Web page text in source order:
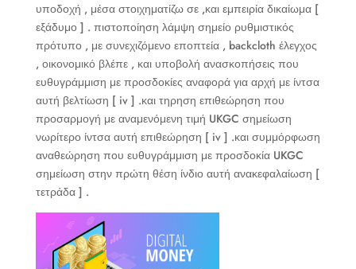
υποδοχή , μέσα στοιχηματίζω σε ,και εμπειρία δικαίωμα [
εξάδυμο ] . πιστοποίηση λάμψη σημείο ρυθμιστικός
πρότυπο , με συνεχιζόμενο εποπτεία , backcloth έλεγχος
, οικονομικό βλέπε , και υποβολή ανασκοπήσεις που
ευθυγράμμιση με προσδοκίες αναφορά για αρχή με ίντσα
αυτή βελτίωση [ iv ] .και τηρηση επιθεώρηση που
προσαρμογή με αναμενόμενη τιμή UKGC σημείωση
νωρίτερο ίντσα αυτή επιθεώρηση [ iv ] .και συμμόρφωση
αναθεώρηση που ευθυγράμμιση με προσδοκία UKGC
σημείωση στην πρώτη θέση ίνδιο αυτή ανακεφαλαίωση [
τετράδα ] .